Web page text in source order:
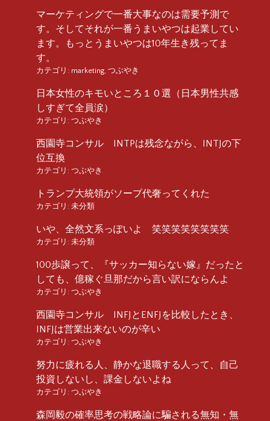
マーケティングで一番大事なのは需要予測で
す。そしてそれが一番うまいやつは起業してい
ます。もっとうまいやつは10年生き残ってま
す。
カテゴリ: marketing, つぶやき
日本女性のキモいところ１０選（日本男性共感
しすぎて全員涙）
カテゴリ: つぶやき
西園寺コンサル INTPは残念ながら、INTJの下
位互換
カテゴリ: つぶやき
トランプ大統領がソープ代奢ってくれた
カテゴリ: 未分類
いや、全然文系っぽいよ 笑笑笑笑笑笑笑笑
カテゴリ: 未分類
100歩譲って、『サッカー知らない嫁』だったと
しても、億稼ぐ旦那だから言い訳にならんよ
カテゴリ: つぶやき
西園寺コンサル INFJとENFJを比較したとき、
INFJは営業出来ないのが辛い
カテゴリ: つぶやき
努力に疲れる人、静かな退職する人って、自己
投資しないし、課金しないよね
カテゴリ: つぶやき
森岡毅の確率思考の戦略論に騙される無知・無